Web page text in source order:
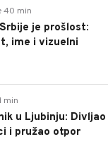
40 min
je prošlost:
ime i vizuelni
min
u Ljubinju: Divljao
i pružao otpor